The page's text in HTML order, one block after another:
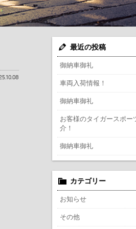
最近の投稿
御納車御礼
車両入荷情報！
御納車御礼
お客様のタイガースポー
介！
御納車御礼
カテゴリー
お知らせ
その他